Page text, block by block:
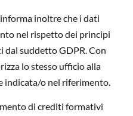
inoltre che i dati
nel rispetto dei principi
suddetto GDPR. Con
lo stesso ufficio alla
indicata/o nel riferimento.
di crediti formativi